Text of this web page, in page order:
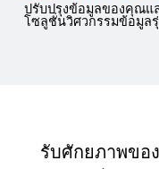
ปรับปรุงข้อมูลของคุณแ
โซลูชั่นวิศวกรรมข้อมูล
รับศักยภาพขอ